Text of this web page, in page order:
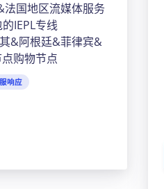
国地区流媒体服务
IEPL专线
&阿根廷&菲律宾&
购物节点
响应